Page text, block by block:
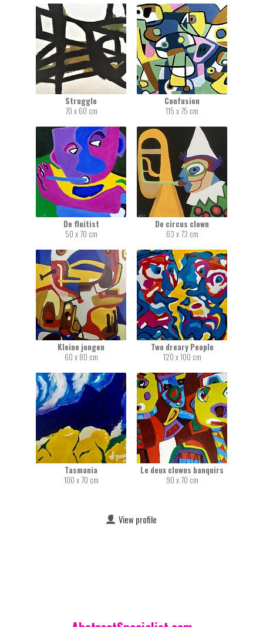
Struggle
70 x 60 cm
Confusion
115 x 75 cm
De fluitist
50 x 70 cm
De circus clown
63 x 73 cm
Kleine jongen
60 x 80 cm
Two dreary People
120 x 100 cm
Tasmania
100 x 70 cm
Le deux clowns banquirs
90 x 70 cm
View profile